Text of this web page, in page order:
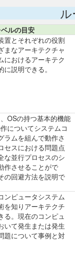
ルの目安
置とそれぞれの役割
まなアーキテクチャ
におけるアーキテク
説明できる。
OSの持つ基本的機能
についてシステムコ
ラムを組んで動作さ
セスにおける問題点
な並行プロセスのシ
作させることがで
の回避方法を説明で
ンピュータシステム
を知りアーキテクチ
る。現在のコンピュ
いて発生または発生
題について事例と対